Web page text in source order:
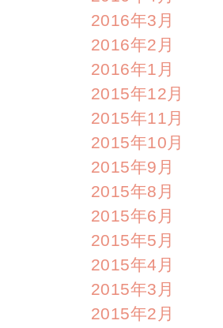
2016年3月
2016年2月
2016年1月
2015年12月
2015年11月
2015年10月
2015年9月
2015年8月
2015年6月
2015年5月
2015年4月
2015年3月
2015年2月